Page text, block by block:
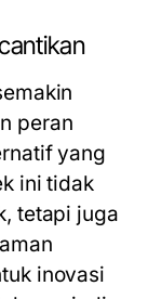
peran
yang
ini tidak
tetapi juga
inovasi